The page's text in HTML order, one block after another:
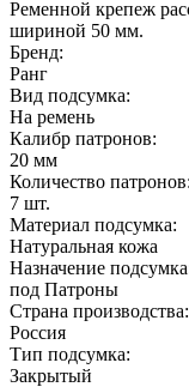
Ременной крепеж
шириной 50 мм.
Бренд:
Ранг
Вид подсумка:
На ремень
Калибр патронов:
20 мм
Количество патронов:
7 шт.
Материал подсумка:
Натуральная кожа
Назначение
под Патроны
Страна производства:
Россия
Тип подсумка:
Закрытый